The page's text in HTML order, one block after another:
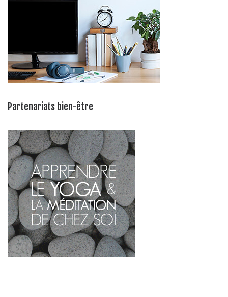
Partenariats bien-être